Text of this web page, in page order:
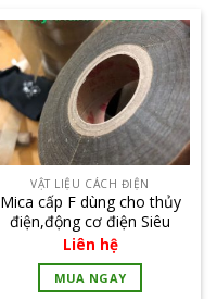
VẬT LIỆU CÁCH ĐIỆN
Mica cấp F dùng cho thủy
điện,động cơ điện Siêu
keo 5446-2
Liên hệ
MUA NGAY